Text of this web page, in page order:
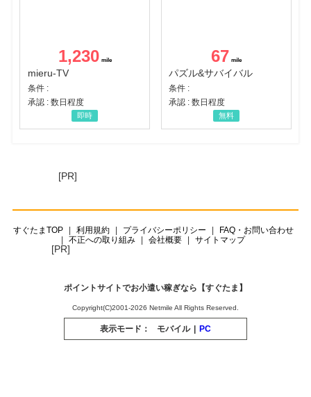
1,230
mieru-TV
条件 :
承認 : 数日程度
即時
67
パズル&サバイバル
条件 :
承認 : 数日程度
無料
[PR]
すぐたまTOP 利用規約 プライバシーポリシー
FAQ・お問い合わせ
不正への取り組み
会社概要 サイトマップ
[PR]
ポイントサイトでお小遣い稼ぎなら【すぐたま】
Copyright(C)2001-2026 Netmile All Rights Reserved.
表示モード： モバイル | PC